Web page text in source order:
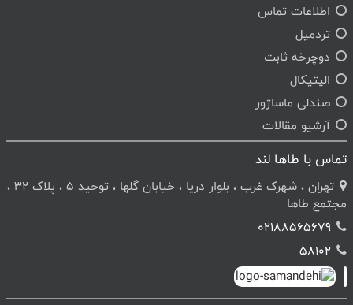
اطلاعات تماس
تردمیل
دوچرخه ثابت
الپتیکال
صندلی ماساژور
آرشیو مقالات
تماس با طاها لند
تهران ، شهرک غرب ، بلوار دریا ، خیابان گلها ، توحید 5 ، پلاک 32 ،
مجتمع طاها
02188565679
58102